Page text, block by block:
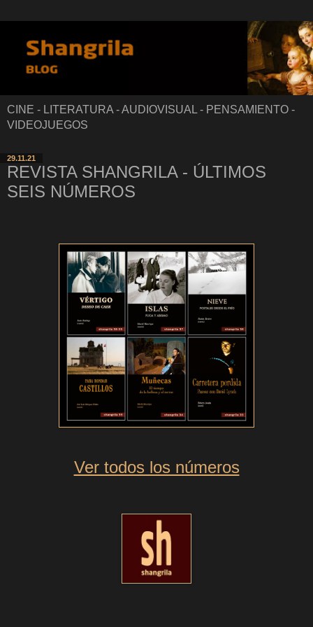
CINE - LITERATURA - AUDIOVISUAL - PENSAMIENTO -
VIDEOJUEGOS
29.11.21
REVISTA SHANGRILA - ÚLTIMOS
SEIS NÚMEROS
Ver todos los números